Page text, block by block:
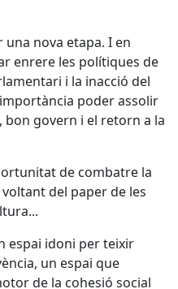
nova etapa. I en
enrere les polítiques de
i la inacció del
poder assolir
bon govern i el retorn a la
de combatre la
del paper de les
espai idoni per teixir
un espai que
de la cohesió social